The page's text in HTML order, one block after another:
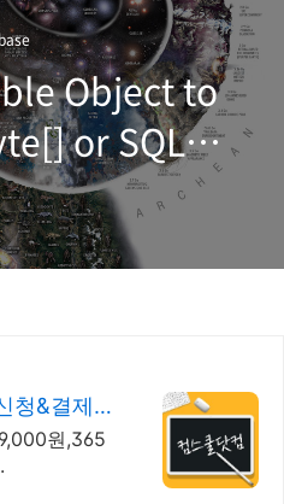
Object to
or SQL
청&결제
원,365